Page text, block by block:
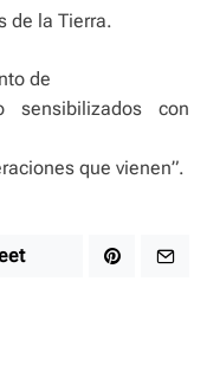
de la Tierra.
de
sensibilizados con
que vienen”.